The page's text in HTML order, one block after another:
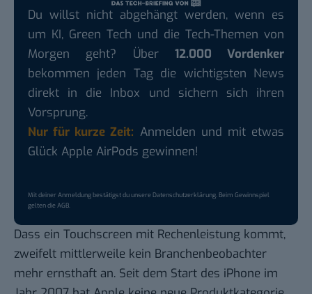
Du willst nicht abgehängt werden, wenn es
um KI, Green Tech und die Tech-Themen von
Morgen geht? Über 12.000 Vordenker
bekommen jeden Tag die wichtigsten News
direkt in die Inbox und sichern sich ihren
Vorsprung.
Nur für kurze Zeit: Anmelden und mit etwas
Glück Apple AirPods gewinnen!
Mit deiner Anmeldung bestätigst du unsereDatenschutzerklärung. Beim Gewinnspiel
gelten dieAGB.
Dass ein Touchscreen mit Rechenleistung kommt,
zweifelt mittlerweile kein Branchenbeobachter
mehr ernsthaft an. Seit dem Start des iPhone im